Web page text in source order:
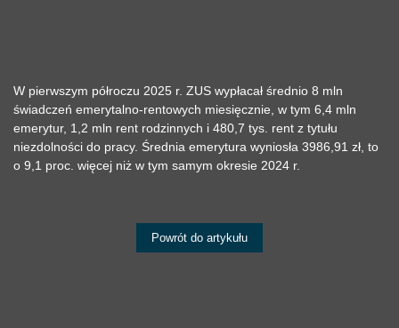
​W pierwszym półroczu 2025 r. ZUS wypłacał średnio 8 mln
świadczeń emerytalno-rentowych miesięcznie, w tym 6,4 mln
emerytur, 1,2 mln rent rodzinnych i 480,7 tys. rent z tytułu
niezdolności do pracy. Średnia emerytura wyniosła 3986,91 zł, to
o 9,1 proc. więcej niż w tym samym okresie 2024 r.
Powrót do artykułu